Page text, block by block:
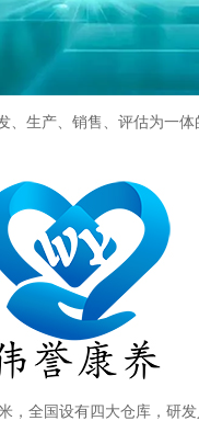
生产、销售、评估为一
，全国设有四大仓库，研